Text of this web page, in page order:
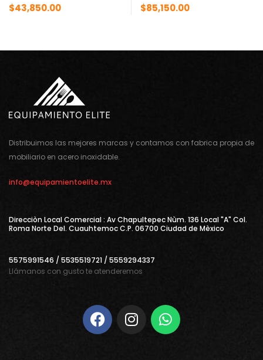
$43,850.00 $85,150.00
Distribuimos las mejores marcas y contamos con fabrica propia de
mobiliario en acero inoxidable.
info@equipamientoelite.mx
Direcciòn Local Comercial : Av Chapultepec Nùm. 136 Local "A" Col.
Roma Norte Del. Cuauhtemoc C.P. 06700 Ciudad de Mèxico
5575991546 / 5535519721 / 5559294337
Llámanos con gusto te atenderemos